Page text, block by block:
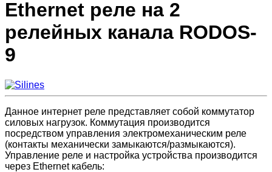
Ethernet реле на 2
релейных канала RODOS-
9
Данное интернет реле представляет собой коммутатор
силовых нагрузок. Коммутация производится
посредством управления электромеханическим реле
(контакты механически замыкаются/размыкаются).
Управление реле и настройка устройства производится
через Ethernet кабель: